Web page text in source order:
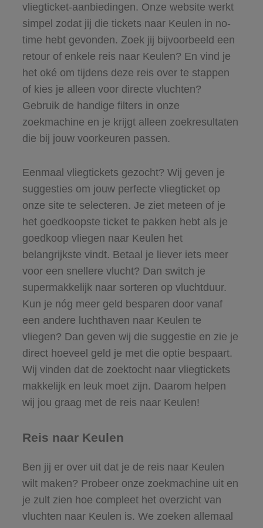
vliegticket-aanbiedingen. Onze website werkt
simpel zodat jij die tickets naar Keulen in no-
time hebt gevonden. Zoek jij bijvoorbeeld een
retour of enkele reis naar Keulen? En vind je
het oké om tijdens deze reis over te stappen
of kies je alleen voor directe vluchten?
Gebruik de handige filters in onze
zoekmachine en je krijgt alleen zoekresultaten
die bij jouw voorkeuren passen.
Eenmaal vliegtickets gezocht? Wij geven je
suggesties om jouw perfecte vliegticket op
onze site te selecteren. Je ziet meteen of je
het goedkoopste ticket te pakken hebt als je
goedkoop vliegen naar Keulen het
belangrijkste vindt. Betaal je liever iets meer
voor een snellere vlucht? Dan switch je
supermakkelijk naar sorteren op vluchtduur.
Kun je nóg meer geld besparen door vanaf
een andere luchthaven naar Keulen te
vliegen? Dan geven wij die suggestie en zie je
direct hoeveel geld je met die optie bespaart.
Wij vinden dat de zoektocht naar vliegtickets
makkelijk en leuk moet zijn. Daarom helpen
wij jou graag met de reis naar Keulen!
Reis naar Keulen
Ben jij er over uit dat je de reis naar Keulen
wilt maken? Probeer onze zoekmachine uit en
je zult zien hoe compleet het overzicht van
vluchten naar Keulen is. We zoeken allemaal